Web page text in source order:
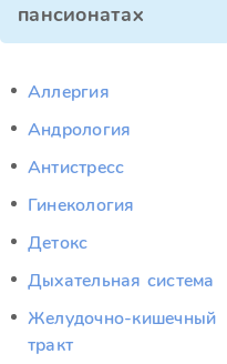
пансионатах
Аллергия
Андрология
Антистресс
Гинекология
Детокс
Дыхательная система
Желудочно-кишечный
тракт